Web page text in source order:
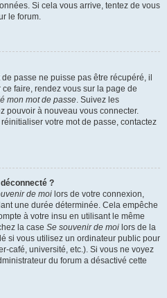
Si cela vous arrive, tentez de vous
le forum.
passe ne puisse pas être récupéré, il
faire, rendez vous sur la page de
mon mot de passe. Suivez les
pouvoir à nouveau vous connecter.
votre mot de passe, contactez
?
de moi lors de votre connexion,
une durée déterminée. Cela empêche
à votre insu en utilisant le même
la case Se souvenir de moi lors de la
si vous utilisez un ordinateur public pour
café, université, etc.). Si vous ne voyez
du forum a désactivé cette